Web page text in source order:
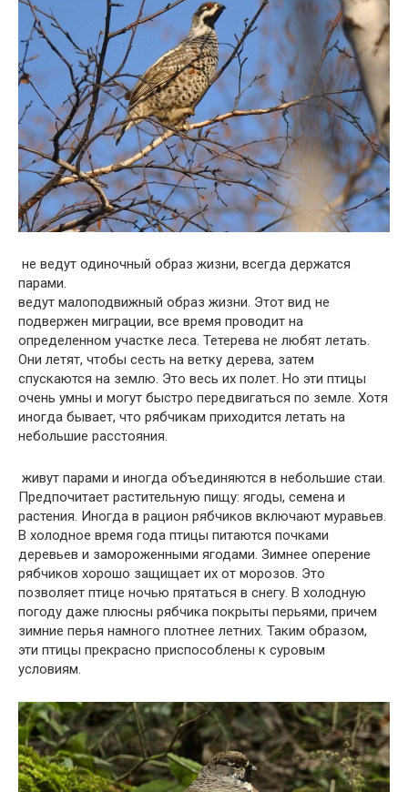
не ведут одиночный образ жизни, всегда держатся
парами.
ведут малоподвижный образ жизни. Этот вид не
подвержен миграции, все время проводит на
определенном участке леса. Тетерева не любят летать.
Они летят, чтобы сесть на ветку дерева, затем
спускаются на землю. Это весь их полет. Но эти птицы
очень умны и могут быстро передвигаться по земле. Хотя
иногда бывает, что рябчикам приходится летать на
небольшие расстояния.
живут парами и иногда объединяются в небольшие стаи.
Предпочитает растительную пищу: ягоды, семена и
растения. Иногда в рацион рябчиков включают муравьев.
В холодное время года птицы питаются почками
деревьев и замороженными ягодами. Зимнее оперение
рябчиков хорошо защищает их от морозов. Это
позволяет птице ночью прятаться в снегу. В холодную
погоду даже плюсны рябчика покрыты перьями, причем
зимние перья намного плотнее летних. Таким образом,
эти птицы прекрасно приспособлены к суровым
условиям.